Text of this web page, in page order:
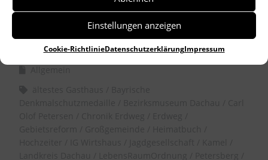
Einstellungen anzeigen
Cookie-RichtlinieDatenschutzerklärungImpressum
byDr. Birgitta Unger-Richter